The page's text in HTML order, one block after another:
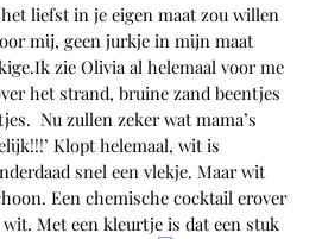
liefst in je eigen maat zou willen
mij, geen jurkje in mijn maat
zie Olivia al helemaal voor me
het strand, bruine zand beentjes
Nu zullen zeker wat mama’s
Klopt helemaal, wit is
snel een vlekje. Maar wit
Een chemische cocktail erover
Met een kleurtje is dat een stuk